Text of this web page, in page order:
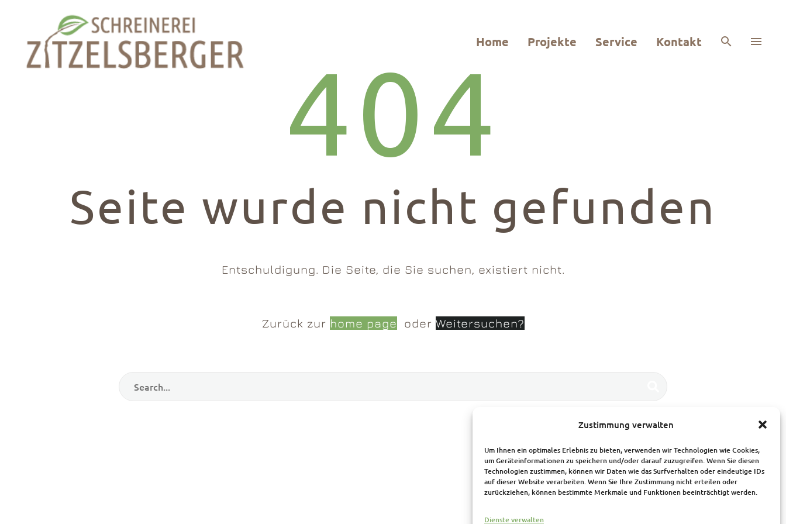
Zustimmung verwalten
Um Ihnen ein optimales Erlebnis zu bieten, verwenden wir Technologien wie Cookies,
um Geräteinformationen zu speichern und/oder darauf zuzugreifen. Wenn Sie diesen
Technologien zustimmen, können wir Daten wie das Surfverhalten oder eindeutige IDs
auf dieser Website verarbeiten. Wenn Sie Ihre Zustimmung nicht erteilen oder
zurückziehen, können bestimmte Merkmale und Funktionen beeinträchtigt werden.
Dienste verwalten
Home Projekte Service Kontakt
Kontakt Schreinerei Gewerbestraße Linden 3
94244 Geiersthal
404
Seite wurde nicht gefunden
Entschuldigung. Die Seite, die Sie suchen, existiert nicht.
Zurück zur home page oder Weitersuchen?